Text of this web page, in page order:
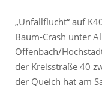
„Unfallflucht“ auf
Baum-Crash unter
Offenbach/
der Kreisstraße 40
der Queich hat am